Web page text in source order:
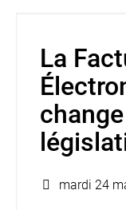
La
mardi 24